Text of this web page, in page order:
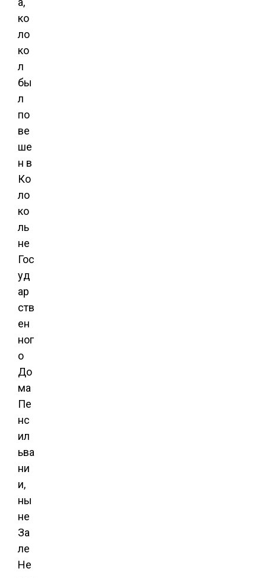
ко
ло
ко
л
бы
л
по
ве
ше
н в
Ко
ло
ко
ль
не
Гос
уд
ар
ств
ен
ног
о
До
ма
Пе
нс
ил
ьва
ни
и,
ны
не
За
ле
Не